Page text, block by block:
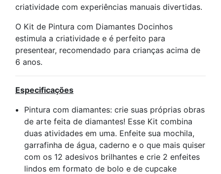
criatividade com experiências manuais divertidas.
O Kit de Pintura com Diamantes Docinhos
estimula a criatividade e é perfeito para
presentear, recomendado para crianças acima de
6 anos.
Especificações
Pintura com diamantes: crie suas próprias obras
de arte feita de diamantes! Esse Kit combina
duas atividades em uma. Enfeite sua mochila,
garrafinha de água, caderno e o que mais quiser
com os 12 adesivos brilhantes e crie 2 enfeites
lindos em formato de bolo e de cupcake